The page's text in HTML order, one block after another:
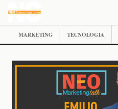
MARKETING TECNOLOGIA